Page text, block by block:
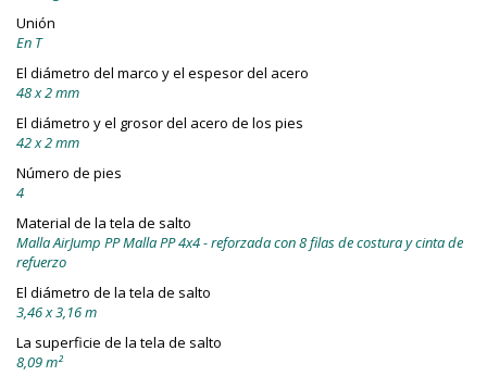
Unión
En T
El diámetro del marco y el espesor del acero
48 x 2 mm
El diámetro y el grosor del acero de los pies
42 x 2 mm
Número de pies
4
Material de la tela de salto
Malla AirJump PP Malla PP 4x4 - reforzada con 8 filas de costura y cinta de
refuerzo
El diámetro de la tela de salto
3,46 x 3,16 m
La superficie de la tela de salto
8,09 m²